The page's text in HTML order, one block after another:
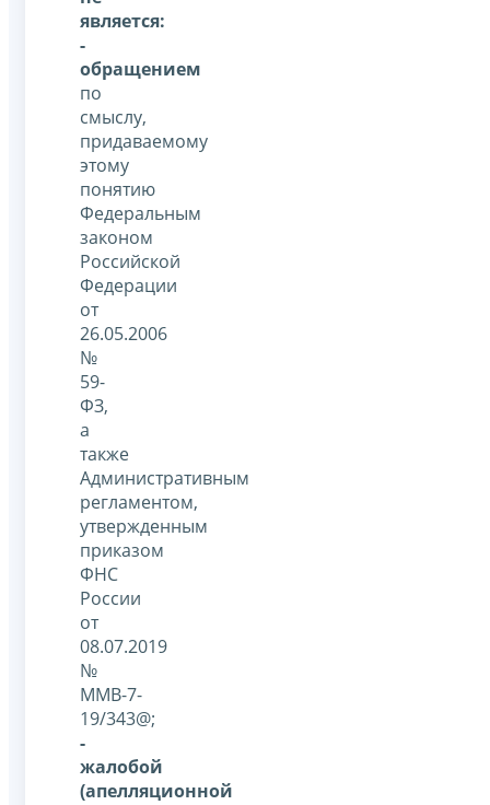
является:
-
обращением
по
смыслу,
придаваемому
этому
понятию
Федеральным
законом
Российской
Федерации
от
26.05.2006
№
59-
ФЗ,
а
также
Административным
регламентом,
утвержденным
приказом
ФНС
России
от
08.07.2019
№
ММВ-7-
19/343@;
-
жалобой
(апелляционной